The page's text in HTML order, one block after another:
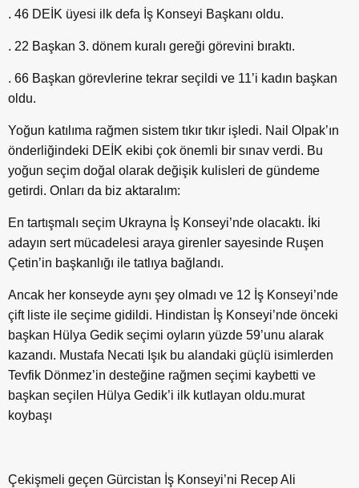
. 46 DEİK üyesi ilk defa İş Konseyi Başkanı oldu.
. 22 Başkan 3. dönem kuralı gereği görevini bıraktı.
. 66 Başkan görevlerine tekrar seçildi ve 11’i kadın başkan
oldu.
Yoğun katılıma rağmen sistem tıkır tıkır işledi. Nail Olpak’ın
önderliğindeki DEİK ekibi çok önemli bir sınav verdi. Bu
yoğun seçim doğal olarak değişik kulisleri de gündeme
getirdi. Onları da biz aktaralım:
En tartışmalı seçim Ukrayna İş Konseyi’nde olacaktı. İki
adayın sert mücadelesi araya girenler sayesinde Ruşen
Çetin’in başkanlığı ile tatlıya bağlandı.
Ancak her konseyde aynı şey olmadı ve 12 İş Konseyi’nde
çift liste ile seçime gidildi. Hindistan İş Konseyi’nde önceki
başkan Hülya Gedik seçimi oyların yüzde 59’unu alarak
kazandı. Mustafa Necati Işık bu alandaki güçlü isimlerden
Tevfik Dönmez’in desteğine rağmen seçimi kaybetti ve
başkan seçilen Hülya Gedik’i ilk kutlayan oldu.murat
koybaşı
Çekişmeli geçen Gürcistan İş Konseyi’ni Recep Ali